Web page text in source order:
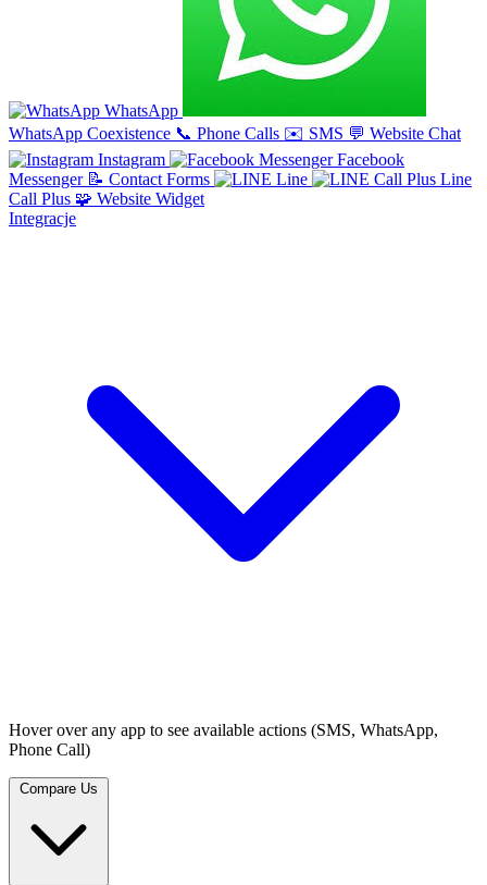
WhatsApp
WhatsApp Coexistence 📞 Phone Calls ✉️ SMS 💬 Website Chat
Instagram
Facebook
Messenger 📝 Contact Forms Line
Line
Call Plus 🧩 Website Widget
Integracje
Hover over any app to see available actions (SMS, WhatsApp,
Phone Call)